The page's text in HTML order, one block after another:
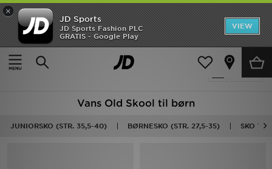
×
JD Sports
JD Sports Fashion PLC
GRATIS - Google Play
VIEW
Hjem
Børn
5 Produkter fundet
Vans Old Skool til børn
JUNIORSKO (STR. 35,5-40) BØRNESKO (STR. 27,5-35) SKO TIL
Hjem
Udsalg
Damer